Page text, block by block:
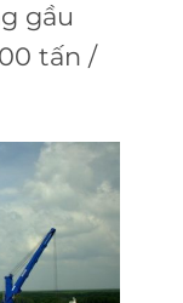
gầu
tấn /